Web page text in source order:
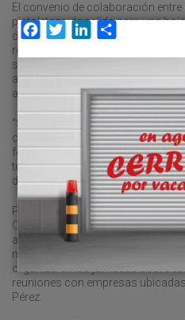
El convenio de colaboración entre
pistoletazo de salida para una
organización de cursos,
relacionados con todos los
suministro. Ambas entidades
actuales del sector en
adquisición de competencias y
“Solo a través de la colaboración
crear las bases de la logística del
formación práctico-teórica y del
técnicas que demanda nuestro
de UNO, Francisco Aranda.
Por su parte, el consejero de
Comunidad de Madrid, David
acuerdo, se impartirán cursos de
marcha seminarios en materia
organizaremos jornadas sobre
reuniones con empresas
Pérez.
Facebook
TwitterLinkedIn